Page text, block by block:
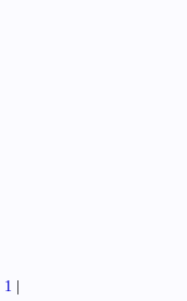
1 |